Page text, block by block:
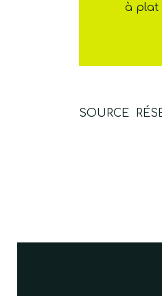
à plat
SOURCE